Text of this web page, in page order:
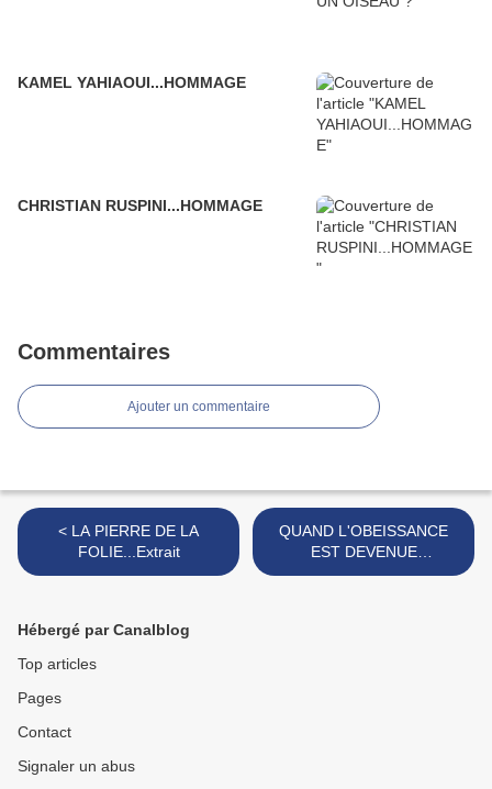
KAMEL YAHIAOUI...HOMMAGE
CHRISTIAN RUSPINI...HOMMAGE
Commentaires
Ajouter un commentaire
< LA PIERRE DE LA
FOLIE...Extrait
QUAND L'OBEISSANCE
EST DEVENUE
IMPOSSIBLE...Extrait >
Hébergé par Canalblog
Top articles
Pages
Contact
Signaler un abus